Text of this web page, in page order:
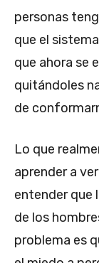
personas
que el
que ahora se
quitándoles
de
Lo que
aprender a
entender que
de los
problema es